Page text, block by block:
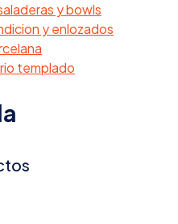
y bowls
y enlozados
templado